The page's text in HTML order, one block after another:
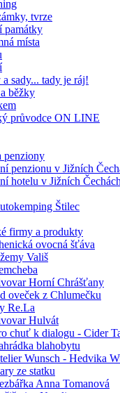
tvrze
památky
místa
a sady... tady je ráj!
běžky
průvodce ON LINE
penziony
penzionu v Jižních
hotelu v Jižních Čechách
Štilec
firmy a produkty
ovocná šťáva
Vališ
Horní Chrášťany
oveček z Chlumečku
Re.La
Hulvát
chuť k dialogu - Cider
blahobytu
Wunsch - Hedvika
ze statku
Anna Tomanová